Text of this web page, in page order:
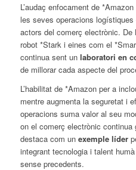
L’audaç enfocament de
les seves operacions
actors del comerç electrònic. De
robot *Stark i eines com el
continua sent un laboratori en
de millorar cada aspecte del
L’habilitat de *Amazon per a
mentre augmenta la seguretat i
operacions suma valor al seu
on el comerç electrònic continua
destaca com un exemple líder
integrant tecnologia i talent
sense precedents.